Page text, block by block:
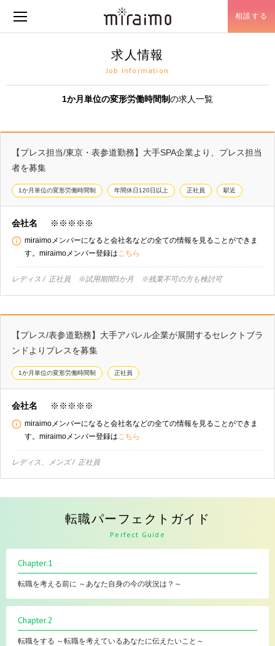
相談する
求人情報
Job Information
1か月単位の変形労働時間制の求人一覧
【プレス担当/東京・表参道勤務】大手SPA企業より、プレス担当
者を募集
1か月単位の変形労働時間制 年間休日120日以上 正社員 駅近
会社名 ※※※※※
miraimoメンバーになると会社名などの全ての情報を見ることができま
す。miraimoメンバー登録はこちら
レディス 正社員 ※試用期間3か月 ※残業不可の方も検討可
【プレス/表参道勤務】大手アパレル企業が展開するセレクトブラ
ンドよりプレスを募集
1か月単位の変形労働時間制 正社員
会社名 ※※※※※
miraimoメンバーになると会社名などの全ての情報を見ることができま
す。miraimoメンバー登録はこちら
レディス、メンズ 正社員
転職パーフェクトガイド
Perfect Guide
Chapter.1
転職を考える前に ～あなた自身の今の状況は？～
Chapter.2
転職をする ～転職を考えているあなたに伝えたいこと～